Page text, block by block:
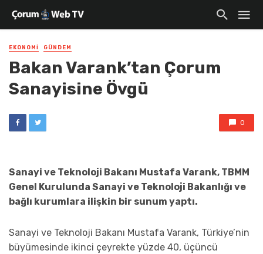
EKONOMI GÜNDEM
Bakan Varank’tan Çorum
Sanayisine Övgü
0
Sanayi ve Teknoloji Bakanı Mustafa Varank, TBMM
Genel Kurulunda Sanayi ve Teknoloji Bakanlığı ve
bağlı kurumlara ilişkin bir sunum yaptı.
Sanayi ve Teknoloji Bakanı Mustafa Varank, Türkiye’nin
büyümesinde ikinci çeyrekte yüzde 40, üçüncü